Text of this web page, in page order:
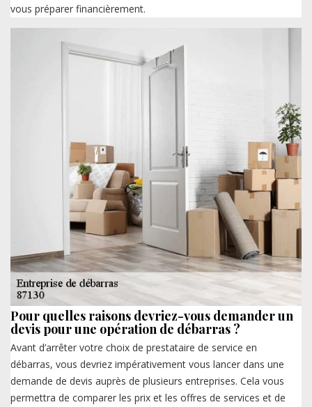
vous préparer financièrement.
Pour quelles raisons devriez-vous demander un
devis pour une opération de débarras ?
Avant d’arrêter votre choix de prestataire de service en
débarras, vous devriez impérativement vous lancer dans une
demande de devis auprès de plusieurs entreprises. Cela vous
permettra de comparer les prix et les offres de services et de